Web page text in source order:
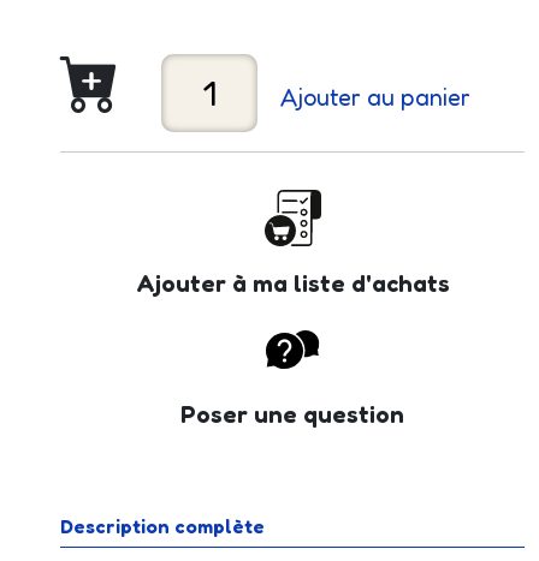
Ajouter au panier
Ajouter à ma liste d'achats
Poser une question
Description complète